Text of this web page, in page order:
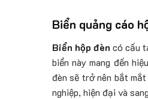
Biển quảng cáo
Biển hộp đèn có cấu
biển này mang đến
đèn sẽ trở nên bắt
nghiệp, hiện đại và